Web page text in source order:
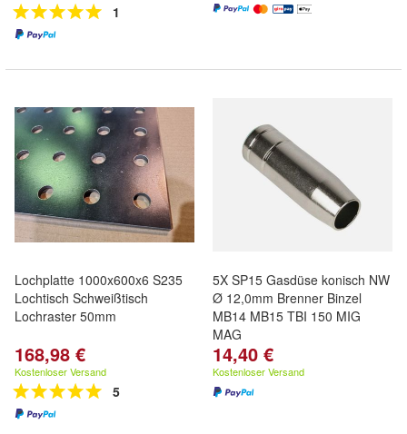
1
Lochplatte 1000x600x6 S235
Lochtisch Schweißtisch
Lochraster 50mm
168,98 €
Kostenloser Versand
5
5X SP15 Gasdüse konisch NW
Ø 12,0mm Brenner Binzel
MB14 MB15 TBI 150 MIG
MAG
14,40 €
Kostenloser Versand